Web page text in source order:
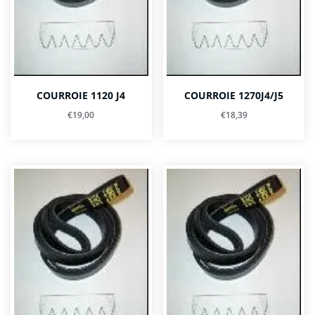
COURROIE 1120 J4
€19,00
COURROIE 1270J4/J5
€18,39